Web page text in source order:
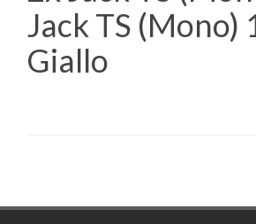
Jack TS (Mono)
Giallo